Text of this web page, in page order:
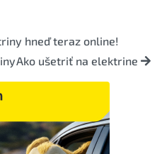
hneď teraz online!
Ako ušetriť na elektrine